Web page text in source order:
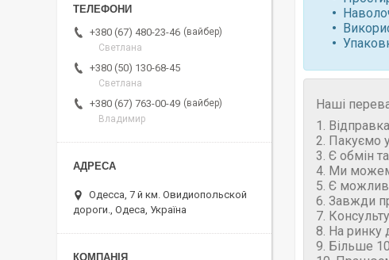
Наші
1.
2. Пакуємо
3. Є обмін
4. Ми
5. Є
6. Завжди
7.
8. На ринку
9. Більше
+380 (67) 480-23-46
вайбер
Светлана
+380 (50) 130-68-45
Светлана
+380 (67) 763-00-49
вайбер
Владимир
Одесса, 7 й км. Овидиопольской
дороги., Одеса, Україна